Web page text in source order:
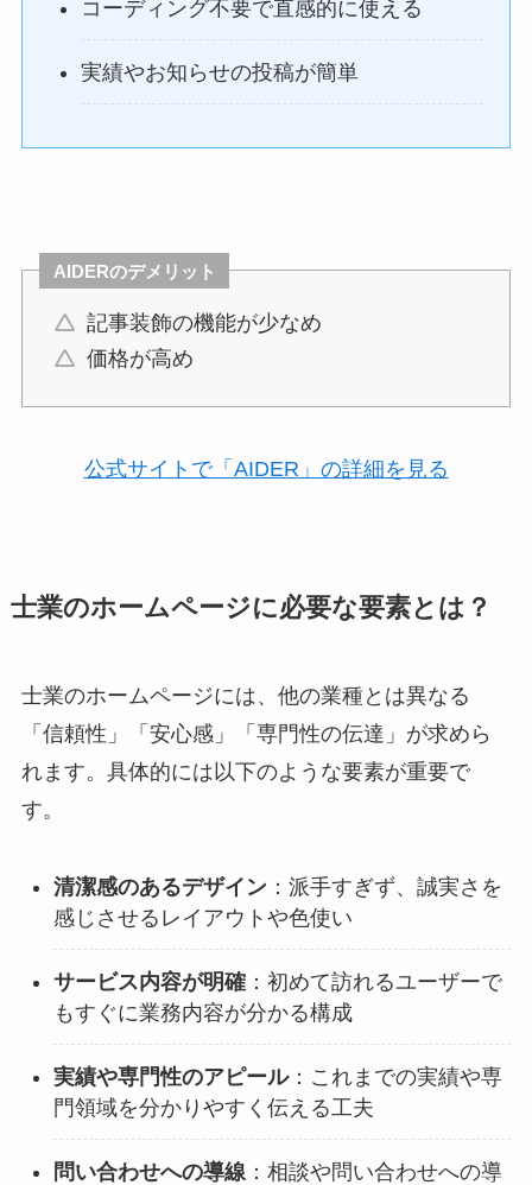
コーディング不要で直感的に使える
実績やお知らせの投稿が簡単
AIDERのデメリット
記事装飾の機能が少なめ
価格が高め
公式サイトで「AIDER」の詳細を見る
士業のホームページに必要な要素とは？
士業のホームページには、他の業種とは異なる
「信頼性」「安心感」「専門性の伝達」が求めら
れます。具体的には以下のような要素が重要で
す。
清潔感のあるデザイン：派手すぎず、誠実さを
感じさせるレイアウトや色使い
サービス内容が明確：初めて訪れるユーザーで
もすぐに業務内容が分かる構成
実績や専門性のアピール：これまでの実績や専
門領域を分かりやすく伝える工夫
問い合わせへの導線 ：相談や問い合わせへの導